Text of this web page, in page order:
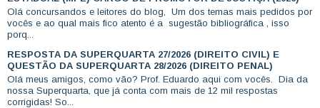
Olá concursandos e leitores do blog, Um dos temas mais pedidos por
vocês e ao qual mais fico atento é a sugestão bibliográfica , isso
porq...
RESPOSTA DA SUPERQUARTA 27/2026 (DIREITO CIVIL) E
QUESTÃO DA SUPERQUARTA 28/2026 (DIREITO PENAL)
Olá meus amigos, como vão? Prof. Eduardo aqui com vocês. Dia da
nossa Superquarta, que já conta com mais de 12 mil respostas
corrigidas! So...